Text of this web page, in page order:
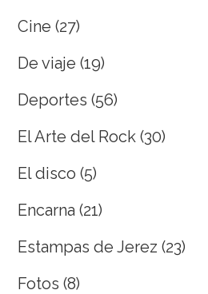
Cine (27)
De viaje (19)
Deportes (56)
El Arte del Rock (30)
El disco (5)
Encarna (21)
Estampas de Jerez (23)
Fotos (8)